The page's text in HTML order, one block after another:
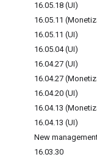
16.05.18 (UI)
16.05.11
16.05.11 (UI)
16.05.04 (UI)
16.04.27 (UI)
16.04.27
16.04.20 (UI)
16.04.13
16.04.13 (UI)
New
16.03.30